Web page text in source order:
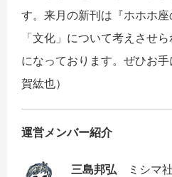
す。来月の新刊は『ホホホ
「文化」について考えさせ
になっております。ぜひお
賀紘也）
運営メンバー紹介
三島邦弘 ミシマ